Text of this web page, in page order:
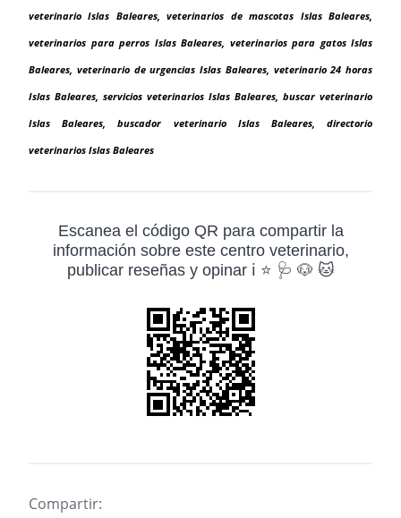
veterinario Islas Baleares, veterinarios de mascotas Islas Baleares,
veterinarios para perros Islas Baleares, veterinarios para gatos Islas
Baleares, veterinario de urgencias Islas Baleares, veterinario 24 horas
Islas Baleares, servicios veterinarios Islas Baleares, buscar veterinario
Islas Baleares, buscador veterinario Islas Baleares, directorio
veterinarios Islas Baleares
Escanea el código QR para compartir la
información sobre este centro veterinario,
publicar reseñas y opinar ℹ️ ⭐ 🩺 🐶 🐱
Compartir: